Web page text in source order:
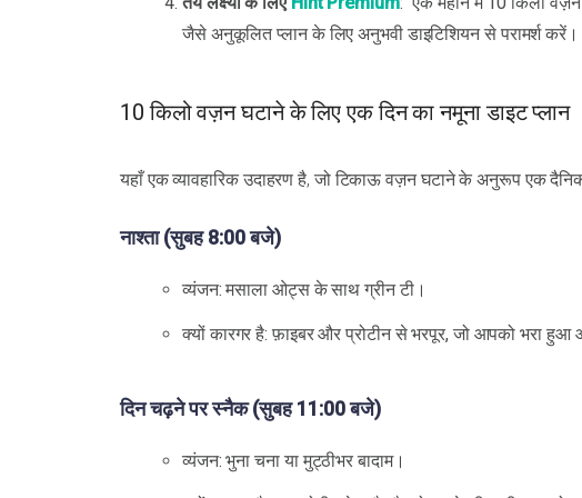
जैसे अनुकूलित प्लान के लिए अनुभवी डाइटिशियन से परामर्श करें।
10 किलो वज़न घटाने के लिए एक दिन का नमूना डाइट प्लान
यहाँ एक व्यावहारिक उदाहरण है, जो टिकाऊ वज़न घटाने के अनुरूप एक दैनिक
नाश्ता (सुबह 8:00 बजे)
व्यंजन: मसाला ओट्स के साथ ग्रीन टी।
क्यों कारगर है: फ़ाइबर और प्रोटीन से भरपूर, जो आपको भरा हुआ
दिन चढ़ने पर स्नैक (सुबह 11:00 बजे)
व्यंजन: भुना चना या मुट्ठीभर बादाम।